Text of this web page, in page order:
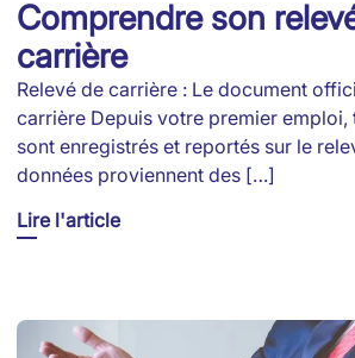
Comprendre son
carrière
Relevé de carrière : Le document
carrière Depuis votre premier emploi,
sont enregistrés et reportés sur le
données proviennent des […]
Lire l'article